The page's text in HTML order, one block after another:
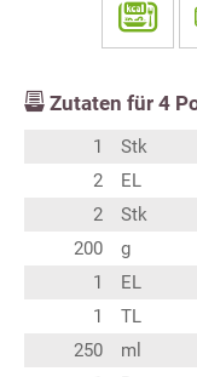
Zutaten für 4
1 Stk
2
EL
2
Stk
200
g
1
EL
1
TL
250
ml